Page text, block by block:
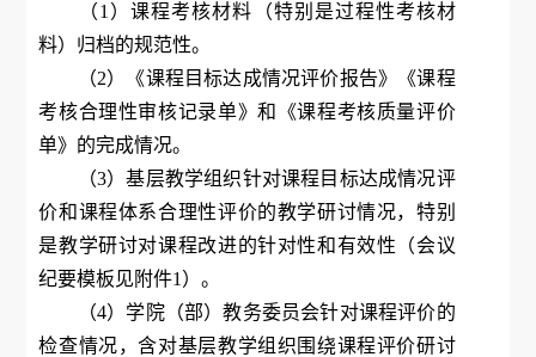
（1）课程考核材料（特别是过程性考核材
料）归档的规范性。
（2）《课程目标达成情况评价报告》《课程
考核合理性审核记录单》和《课程考核质量评价
单》的完成情况。
（3）基层教学组织针对课程目标达成情况评
价和课程体系合理性评价的教学研讨情况，特别
是教学研讨对课程改进的针对性和有效性（会议
纪要模板见附件1）。
（4）学院（部）教务委员会针对课程评价的
检查情况，含对基层教学组织围绕课程评价研讨